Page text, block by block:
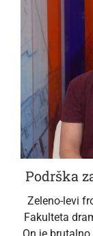
Podrška
Zeleno-levi
Fakulteta